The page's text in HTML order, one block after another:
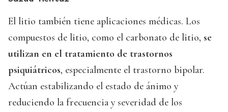
El litio también tiene aplicaciones médicas. Los
compuestos de litio, como el carbonato de litio, se
utilizan en el tratamiento de trastornos
psiquiátricos, especialmente el trastorno bipolar.
Actúan estabilizando el estado de ánimo y
reduciendo la frecuencia y severidad de los